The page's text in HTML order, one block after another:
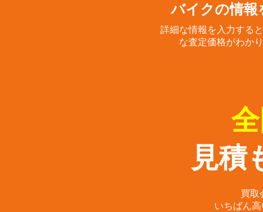
バイクの情報
詳細な情報を入力する
な査定価格がわか
見積
買取
いちばん